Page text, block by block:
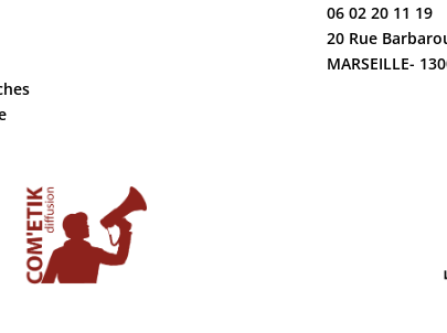
06 02 20 11 19
20 Rue
MARSEILLE-